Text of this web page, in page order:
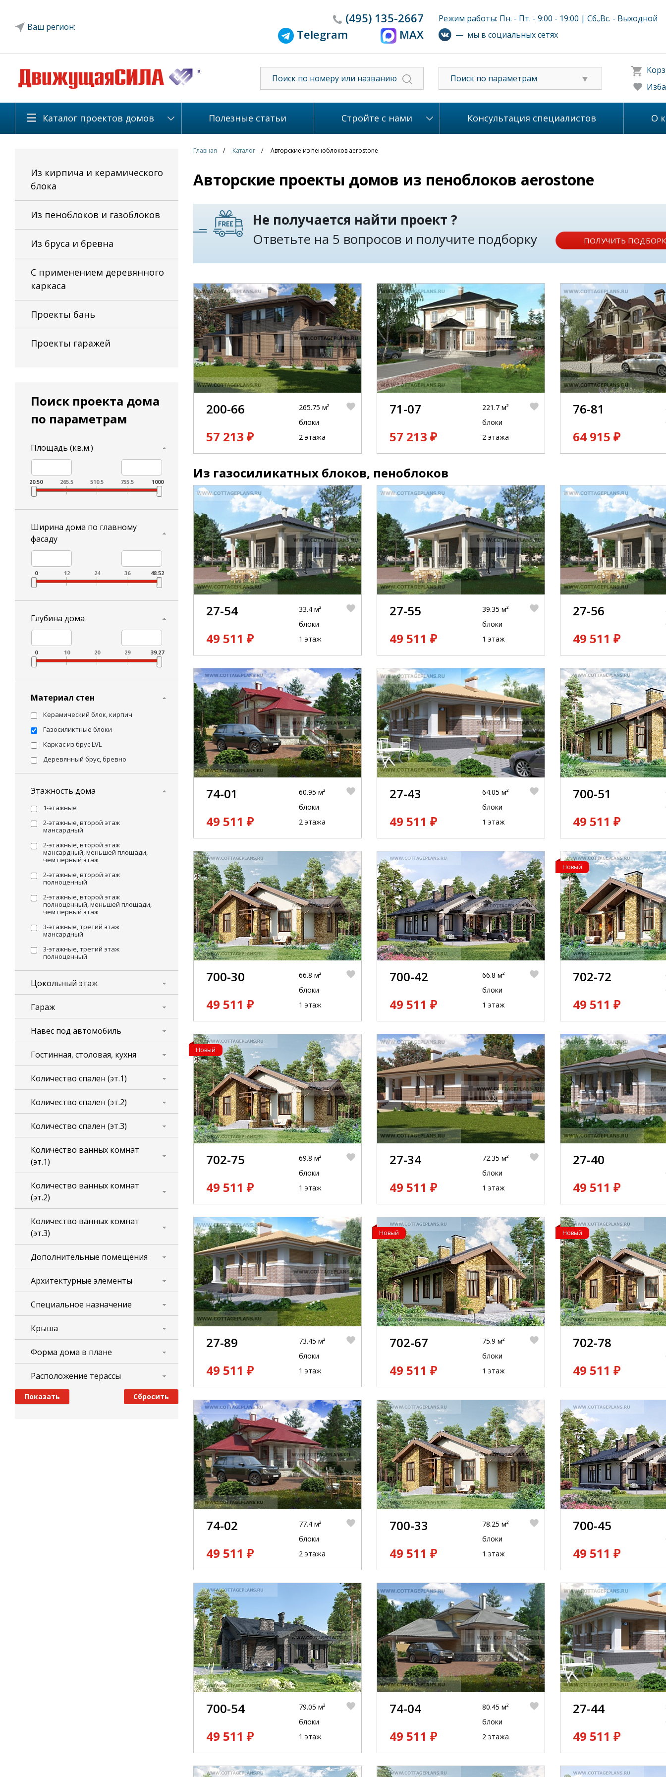
Ваш регион:
(495) 135-2667
Telegram
MAX
Режим работы: Пн. - Пт. - 9:00 - 19:00 | Сб.,Вс. - Выходной
— мы в социальных сетях
Поиск по параметрам
Каталог проектов домов Полезные статьи Стройте с нами Консультация специалистов О
Из кирпича и керамического
блока
Из пеноблоков и газоблоков
Из бруса и бревна
С применением деревянного
каркаса
Проекты бань
Проекты гаражей
Поиск проекта дома
по параметрам
Площадь (кв.м.)
20.50 265.5 510.5 755.5 1000
Ширина дома по главному
фасаду
0 12 24 36 48.52
Глубина дома
0 10 20 29 39.27
Материал стен
Керамический блок, кирпич
Газосиликтные блоки
Каркас из брус LVL
Деревянный брус, бревно
Этажность дома
1-этажные
2-этажные, второй этаж
мансардный
2-этажные, второй этаж
мансардный, меньшей площади,
чем первый этаж
2-этажные, второй этаж
полноценный
2-этажные, второй этаж
полноценный, меньшей площади,
чем первый этаж
3-этажные, третий этаж
мансардный
3-этажные, третий этаж
полноценный
Цокольный этаж
Гараж
Навес под автомобиль
Гостинная, столовая, кухня
Количество спален (эт.1)
Количество спален (эт.2)
Количество спален (эт.3)
Количество ванных комнат
(эт.1)
Количество ванных комнат
(эт.2)
Количество ванных комнат
(эт.3)
Дополнительные помещения
Архитектурные элементы
Специальное назначение
Крыша
Форма дома в плане
Расположение терассы
Главная Каталог Авторские из пеноблоков aerostone
Авторские проекты домов из пеноблоков aerostone
Не получается найти проект ?
Ответьте на 5 вопросов и получите подборку
ПОЛУЧИТЬ
200-66
57 213 ₽
265.75 м²
блоки
2 этажа
71-07
57 213 ₽
221.7 м²
блоки
2 этажа
76-81
64 915 ₽
Из газосиликатных блоков, пеноблоков
27-54
49 511 ₽
33.4 м²
блоки
1 этаж
27-55
49 511 ₽
39.35 м²
блоки
1 этаж
27-56
49 511 ₽
74-01
49 511 ₽
60.95 м²
блоки
2 этажа
27-43
49 511 ₽
64.05 м²
блоки
1 этаж
700-51
49 511 ₽
700-30
49 511 ₽
66.8 м²
блоки
1 этаж
700-42
49 511 ₽
66.8 м²
блоки
1 этаж
Новый
702-72
49 511 ₽
Новый
702-75
49 511 ₽
69.8 м²
блоки
1 этаж
27-34
49 511 ₽
72.35 м²
блоки
1 этаж
27-40
49 511 ₽
27-89
49 511 ₽
73.45 м²
блоки
1 этаж
Новый
702-67
49 511 ₽
75.9 м²
блоки
1 этаж
Новый
702-78
49 511 ₽
74-02
49 511 ₽
77.4 м²
блоки
2 этажа
700-33
49 511 ₽
78.25 м²
блоки
1 этаж
700-45
49 511 ₽
700-54
49 511 ₽
79.05 м²
блоки
1 этаж
74-04
49 511 ₽
80.45 м²
блоки
2 этажа
27-44
49 511 ₽